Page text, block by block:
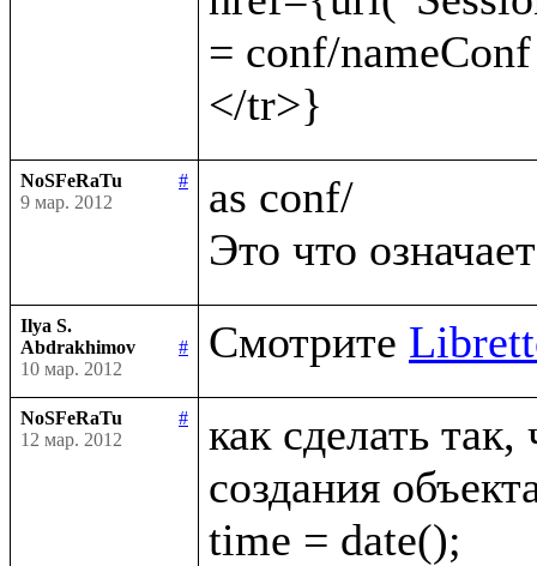
= conf/
NoSFeRaTu
#
9 мар. 2012
as conf/
Ilya S.
Abdrakhimov
#
10 мар. 2012
Смотрите
NoSFeRaTu
#
12 мар. 2012
как сделать
создания
time = date();